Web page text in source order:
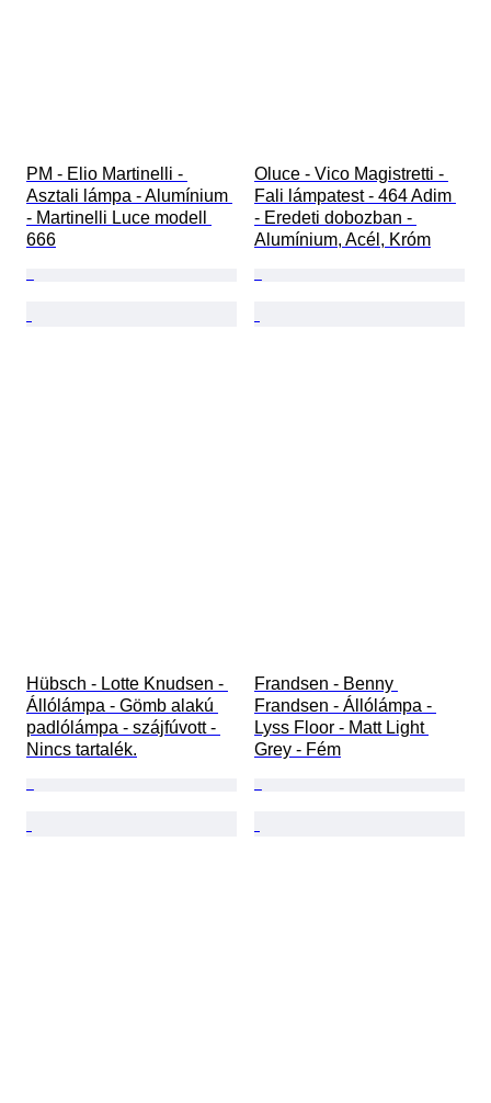
PM - Elio Martinelli -
Asztali lámpa - Alumínium
- Martinelli Luce modell
666
Oluce - Vico Magistretti -
Fali lámpatest - 464 Adim
- Eredeti dobozban -
Alumínium, Acél, Króm
Hübsch - Lotte Knudsen -
Állólámpa - Gömb alakú
padlólámpa - szájfúvott -
Nincs tartalék.
Frandsen - Benny
Frandsen - Állólámpa -
Lyss Floor - Matt Light
Grey - Fém